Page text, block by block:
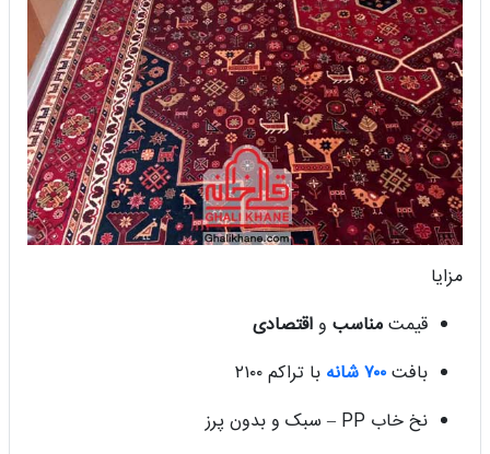
مزایا
قیمتمناسب واقتصادی
بافت۷۰۰ شانه
با تراکم ۲۱۰۰
نخ خاب PP – سبک و بدون پرز